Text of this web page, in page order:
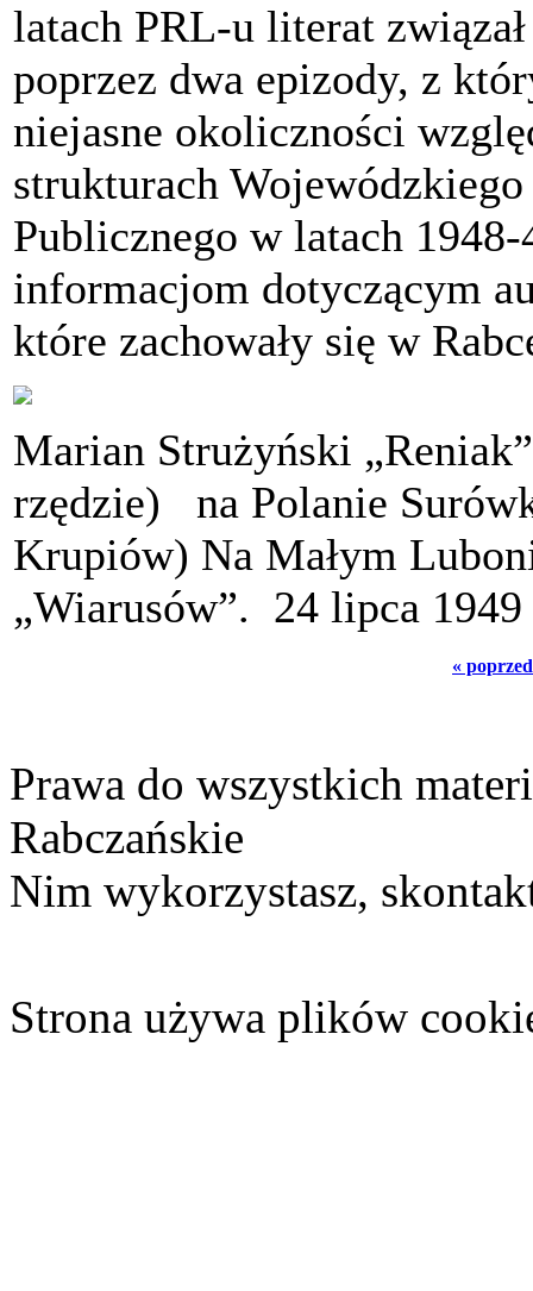
latach PRL-u literat
poprzez dwa epizody, z
niejasne okoliczności
strukturach
Publicznego w latach
informacjom dotyczącym
które zachowały się w
Marian Strużyński
rzędzie) na Polanie
Krupiów) Na Małym
„Wiarusów”. 24 lipca
«
Prawa do wszystkich
Rabczańskie
Nim wykorzystasz,
Strona używa plików